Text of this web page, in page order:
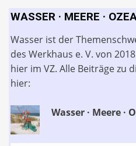
WASSER · MEERE ·
Wasser ist der
des Werkhaus e. V. von
hier im VZ. Alle Beiträge zu
hier:
Wasser · Meere ·